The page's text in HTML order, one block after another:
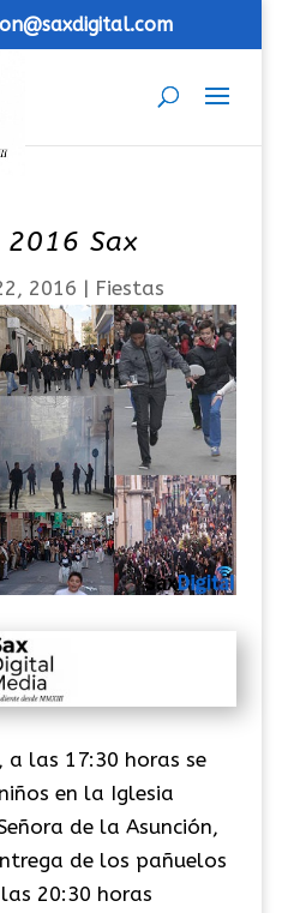
2016 Sax
2016 | Fiestas
a las 17:30 horas se
en la Iglesia
de la Asunción,
de los pañuelos
20:30 horas